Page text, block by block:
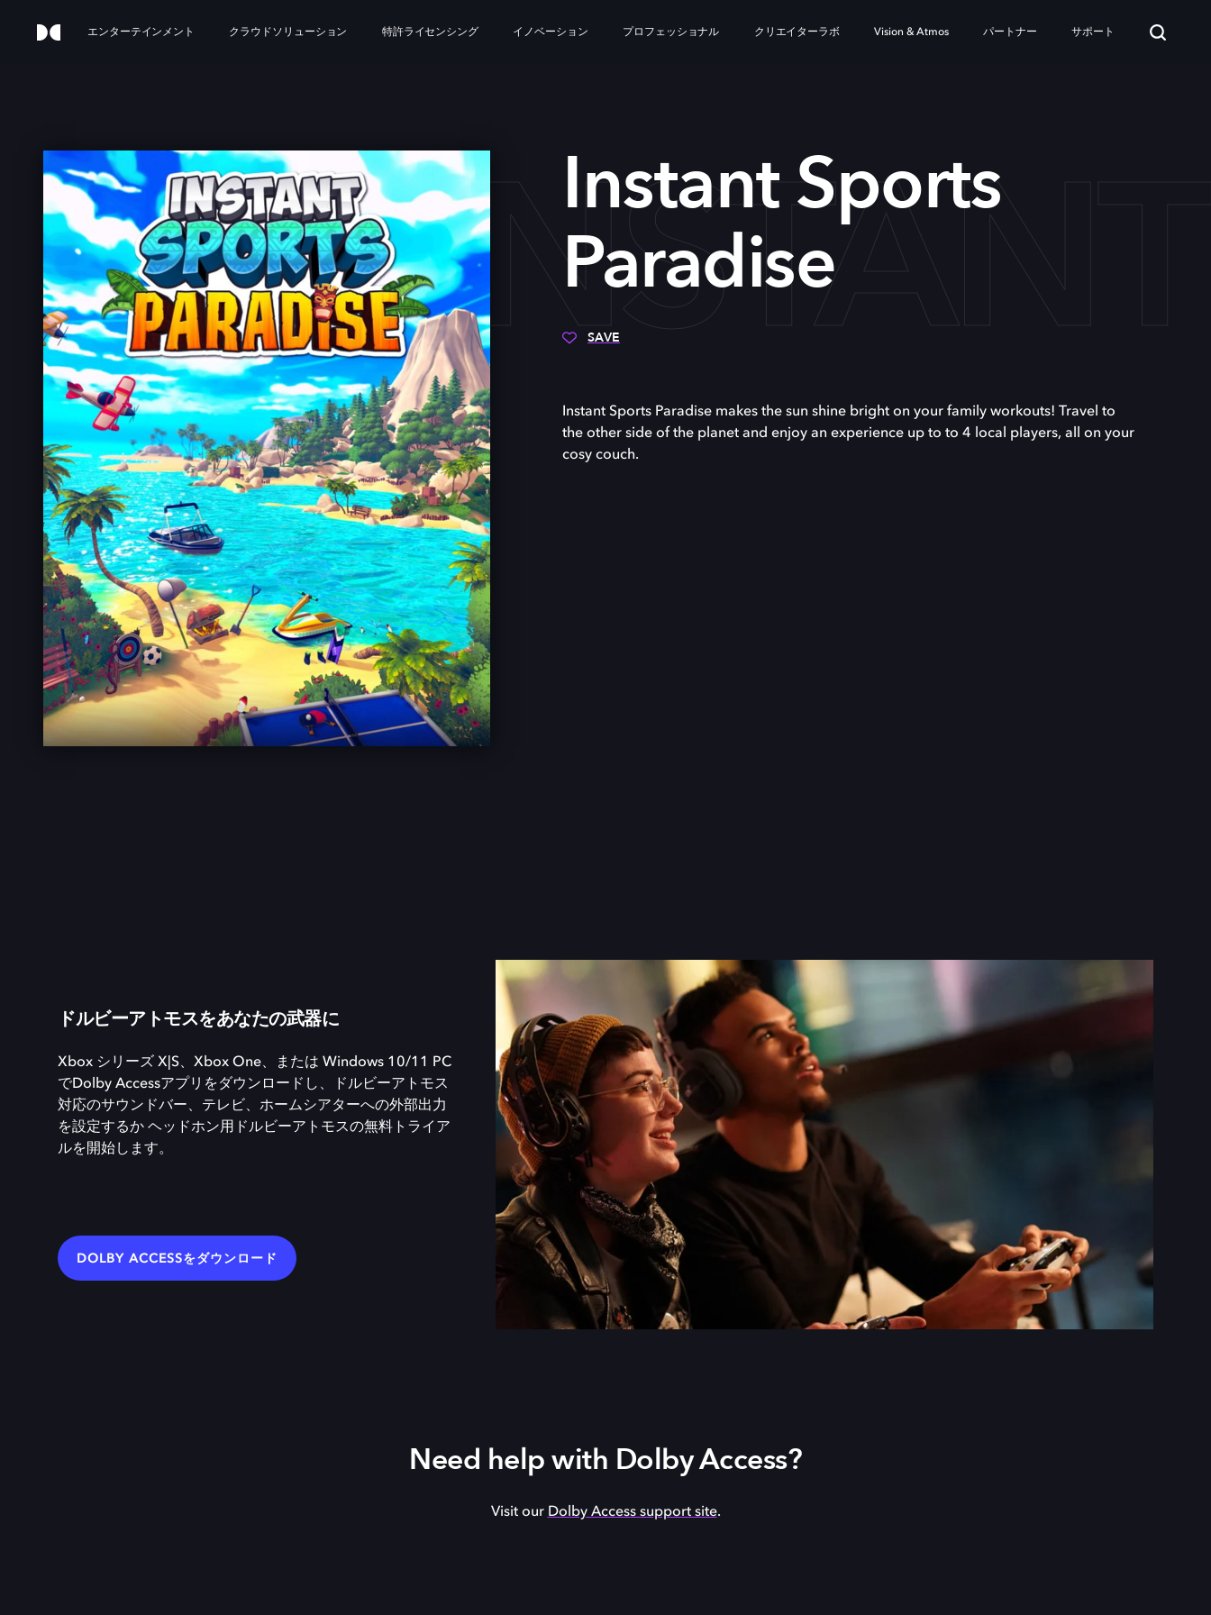
エンターテインメント クラウドソリューション 特許ライセンシング イノベーション プロフェッショナル クリエイターラボ Vision & Atmos パートナー サポート
Instant Sports
Paradise
SAVE
Instant Sports Paradise makes the sun shine bright on your family workouts! Travel to
the other side of the planet and enjoy an experience up to to 4 local players, all on your
cosy couch.
ドルビーアトモスをあなたの武器に
Xbox シリーズ X|S、Xbox One、または Windows 10/11 PC
でDolby Accessアプリをダウンロードし、ドルビーアトモス
対応のサウンドバー、テレビ、ホームシアターへの外部出力
を設定するか ヘッドホン用ドルビーアトモスの無料トライア
ルを開始します。
DOLBY ACCESSをダウンロード
Need help with Dolby Access?
Visit our Dolby Access support site.